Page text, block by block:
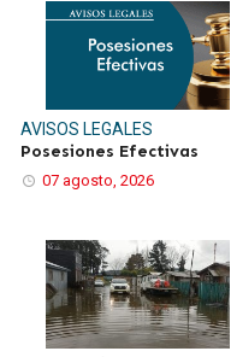
AVISOS LEGALES
Posesiones Efectivas
07 agosto, 2026